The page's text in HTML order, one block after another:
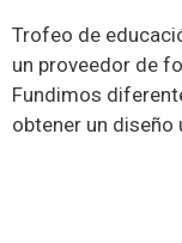
Trofeo de
un proveedor de
Fundimos
obtener un diseño